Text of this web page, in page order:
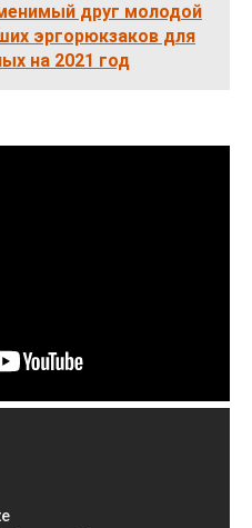
друг молодой
эргорюкзаков для
на 2021 год